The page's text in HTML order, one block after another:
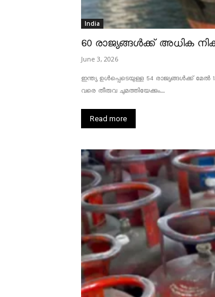
India
60 രാജ്യങ്ങൾക്ക് അധിക
June 3, 2026
ഇന്ത്യ ഉൾപ്പെടെയുള്ള 54 രാജ്യങ്ങൾക്ക് മേൽ
വരെ തീരുവ ചുമത്തിയേക്കും....
Read more